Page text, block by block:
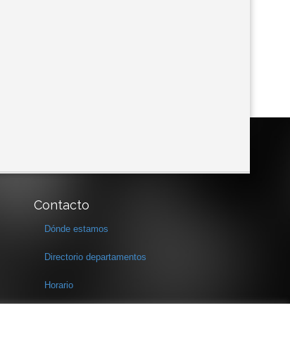
Contacto
Dónde estamos
Directorio departamentos
Horario